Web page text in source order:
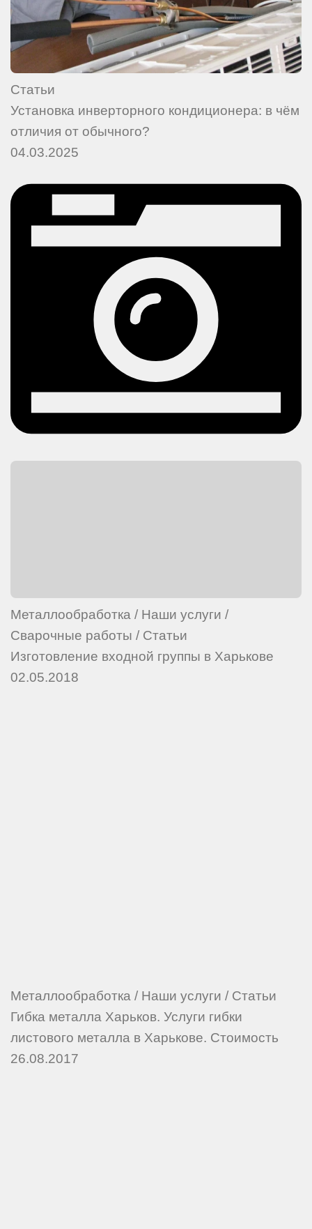
Статьи
Установка инверторного кондиционера: в чём
отличия от обычного?
04.03.2025
Металлообработка / Наши услуги /
Сварочные работы / Статьи
Изготовление входной группы в Харькове
02.05.2018
Металлообработка / Наши услуги / Статьи
Гибка металла Харьков. Услуги гибки
листового металла в Харькове. Стоимость
26.08.2017